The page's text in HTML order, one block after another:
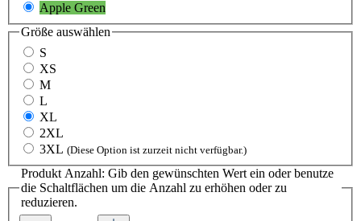
Apple Green
Größe auswählen
S
XS
M
L
XL
2XL
3XL (Diese Option ist zurzeit nicht verfügbar.)
Produkt Anzahl: Gib den gewünschten Wert ein oder benutze
die Schaltflächen um die Anzahl zu erhöhen oder zu
reduzieren.